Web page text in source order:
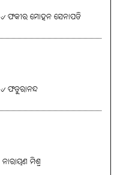
୰ ଫକୀର ମୋହନ ସେନାପତି
୰ ଫତୁରାନନ୍ଦ
ନାରାୟଣ ମିଶ୍ର